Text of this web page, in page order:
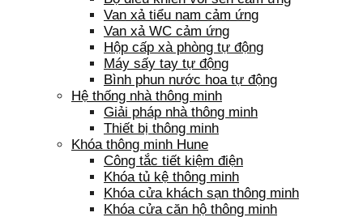
Van xả tiểu nam cảm ứng
Van xả WC cảm ứng
Hộp cấp xà phòng tự động
Máy sấy tay tự động
Bình phun nước hoa tự động
Hệ thống nhà thông minh
Giải pháp nhà thông minh
Thiết bị thông minh
Khóa thông minh Hune
Công tắc tiết kiệm điện
Khóa tủ kệ thông minh
Khóa cửa khách sạn thông minh
Khóa cửa căn hộ thông minh